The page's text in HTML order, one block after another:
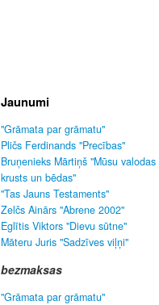
Jaunumi
"Grāmata par grāmatu"
Pličs Ferdinands "Precības"
Bruņenieks Mārtiņš "Mūsu valodas
krusts un bēdas"
"Tas Jauns Testaments"
Zelčs Ainārs "Abrene 2002"
Eglītis Viktors "Dievu sūtne"
Māteru Juris "Sadzīves viļņi"
bezmaksas
"Grāmata par grāmatu"